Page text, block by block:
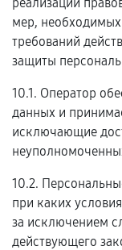
мер,
требований
защиты
10.1. Оператор
данных и
исключающие
10.2.
при каких
за исключением
действующего